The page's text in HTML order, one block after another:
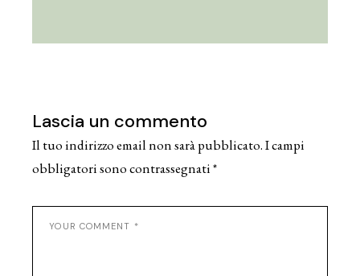
Lascia un commento
Il tuo indirizzo email non sarà pubblicato.I campi
obbligatori sono contrassegnati*